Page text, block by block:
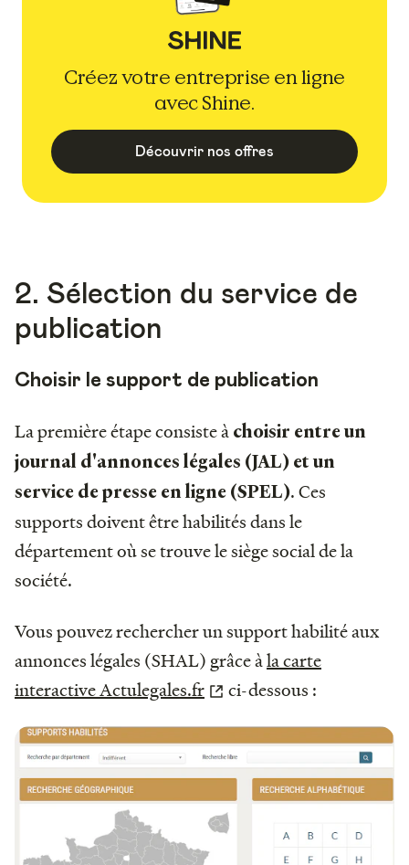
Créez votre entreprise en ligne
avec Shine.
Découvrir nos offres
2. Sélection du service de
publication
Choisir le support de publication
La première étape consiste à choisir entre un
journal d'annonces légales (JAL) et un
service de presse en ligne (SPEL). Ces
supports doivent être habilités dans le
département où se trouve le siège social de la
société.
Vous pouvez rechercher un support habilité aux
annonces légales (SHAL) grâce àla carte
interactive Actulegales.fr
ci-dessous :